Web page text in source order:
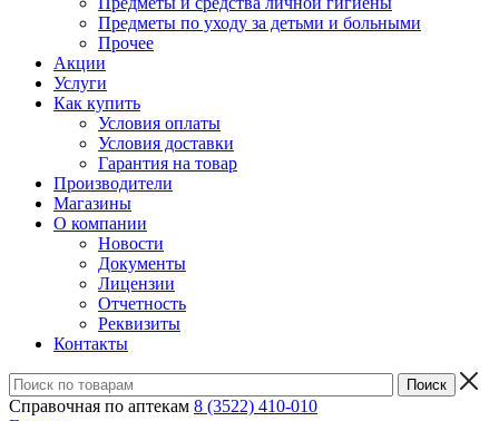
Предметы по уходу за детьми и больными
Прочее
Акции
Услуги
Как купить
Условия оплаты
Условия доставки
Гарантия на товар
Производители
Магазины
О компании
Новости
Документы
Лицензии
Отчетность
Реквизиты
Контакты
Справочная по аптекам 8 (3522) 410-010